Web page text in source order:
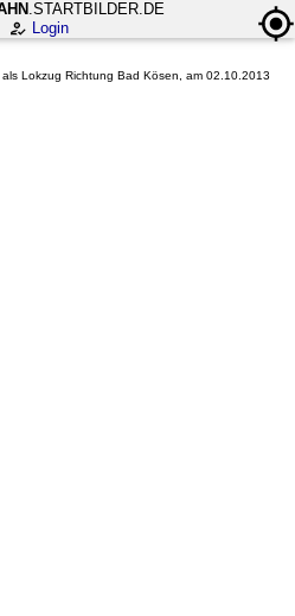
.STARTBILDER.DE
Login
Lokzug Richtung Bad Kösen, am 02.10.2013